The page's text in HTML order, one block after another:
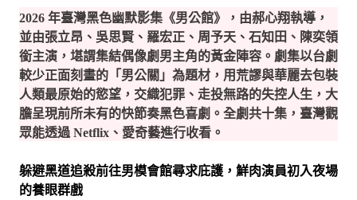
2026 年臺灣黑色幽默影集《男公館》，由郝心翔執導，
並由張立昂、吳思賢、羅宏正、周予天、石知田、陳奕領
銜主演，堪謂集結偶像劇男主角的黃金陣容。劇集以台劇
較少正面刻畫的「男公關」為題材，用荒謬與華麗去包裝
人類最原始的慾望，交織犯罪、走投無路的失控人生，大
膽呈現前所未有的快節奏黑色喜劇。全劇共十集，臺灣觀
眾能透過 Netflix、愛奇藝進行收看。
躲避黑道追殺前往男模會館尋求庇護，鮮肉演員初入夜場
的養眼群戲